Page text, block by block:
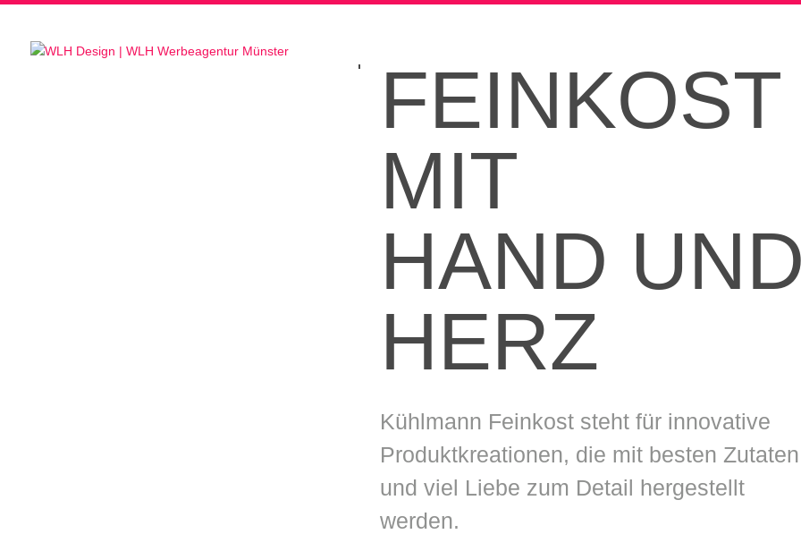
FEINKOST
MIT
HAND
HERZ
Kühlmann Feinkost steht für innovative
Produktkreationen, die mit besten Zutaten
und viel Liebe zum Detail hergestellt
werden.